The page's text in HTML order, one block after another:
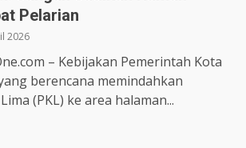
Pelarian
2026
– Kebijakan Pemerintah Kota
berencana memindahkan
(PKL) ke area halaman...